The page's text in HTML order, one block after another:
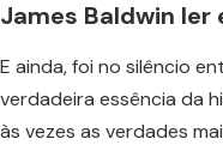
James Baldwin ler
E ainda, foi no silêncio
verdadeira essência da
às vezes as verdades